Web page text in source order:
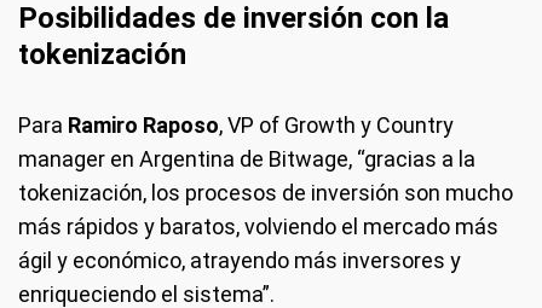
Posibilidades de inversión con la
tokenización
Para Ramiro Raposo, VP of Growth y Country
manager en Argentina de Bitwage, “gracias a la
tokenización, los procesos de inversión son mucho
más rápidos y baratos, volviendo el mercado más
ágil y económico, atrayendo más inversores y
enriqueciendo el sistema”.